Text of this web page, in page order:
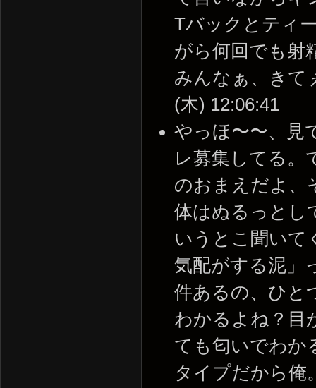
Tバックとティ
がら何回でも射
みんなぁ、きて
(木) 12:06:41
やっほ〜〜、見
レ募集してる。
のおまえだよ、
体はぬるっとし
いうとこ聞いて
気配がする泥」
件あるの、ひと
わかるよね？目
ても匂いでわか
タイプだから